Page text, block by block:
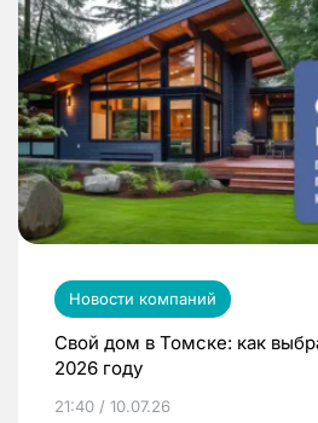
Новости компаний
Свой дом в Томске: как
2026 году
21:40 / 10.07.26